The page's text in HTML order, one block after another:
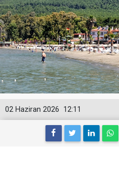
12:11
02 Haziran 2026